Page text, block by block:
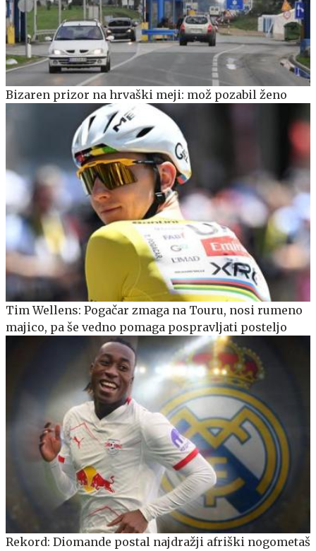
Bizaren prizor na hrvaški meji: mož pozabil ženo
Tim Wellens: Pogačar zmaga na Touru, nosi rumeno
majico, pa še vedno pomaga pospravljati posteljo
Rekord: Diomande postal najdražji afriški nogometaš